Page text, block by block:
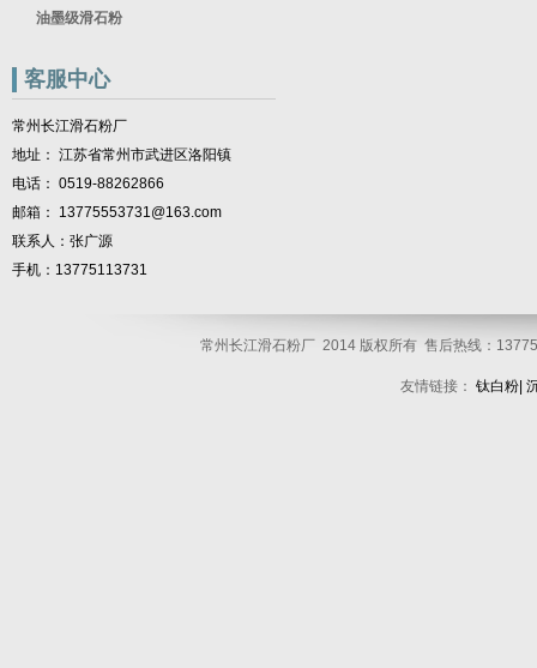
油墨级滑石粉
客服中心
常州长江滑石粉厂
地址： 江苏省常州市武进区洛阳镇
电话： 0519-88262866
邮箱： 13775553731@163.com
联系人：张广源
手机：13775113731
常州长江滑石粉厂 2014 版权所有 售后热线：
友情链接： 钛白粉